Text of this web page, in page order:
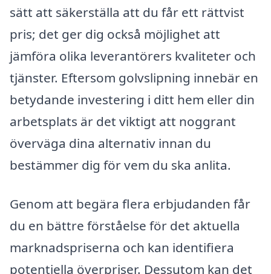
sätt att säkerställa att du får ett rättvist
pris; det ger dig också möjlighet att
jämföra olika leverantörers kvaliteter och
tjänster. Eftersom golvslipning innebär en
betydande investering i ditt hem eller din
arbetsplats är det viktigt att noggrant
överväga dina alternativ innan du
bestämmer dig för vem du ska anlita.
Genom att begära flera erbjudanden får
du en bättre förståelse för det aktuella
marknadspriserna och kan identifiera
potentiella överpriser. Dessutom kan det